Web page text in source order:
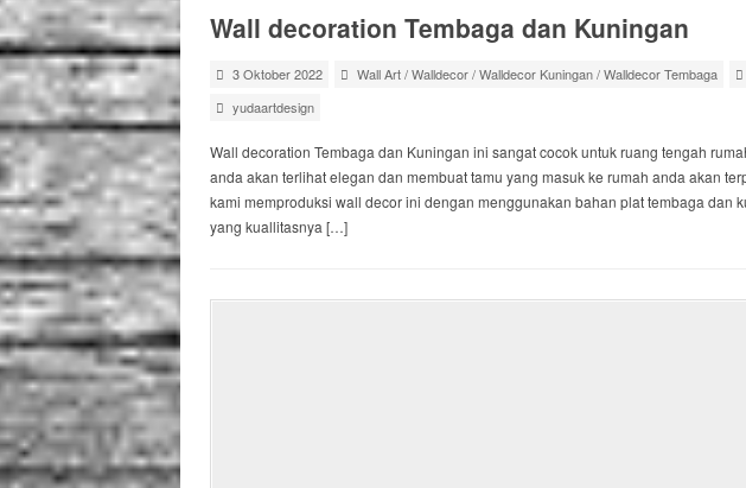
Wall decoration Tembaga dan Kuningan
3 Oktober 2022 Wall Art/Walldecor/Walldecor Kuningan/Walldecor Tembaga
yudaartdesign
Wall decoration Tembaga dan Kuningan ini sangat cocok untuk ruang tengah
anda akan terlihat elegan dan membuat tamu yang masuk ke rumah anda akan
kami memproduksi wall decor ini dengan menggunakan bahan plat tembaga dan
yang kuallitasnya […]